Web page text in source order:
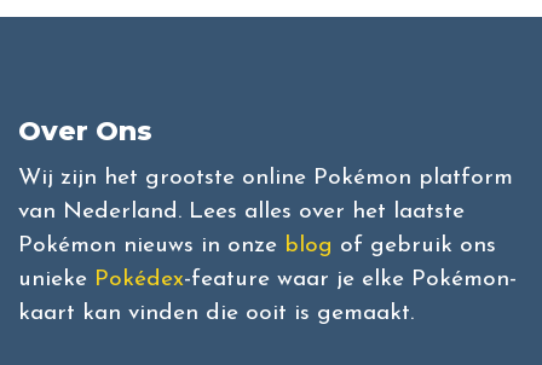
Over Ons
Wij zijn het grootste online Pokémon platform
van Nederland. Lees alles over het laatste
Pokémon nieuws in onze blog of gebruik ons
unieke Pokédex-feature waar je elke Pokémon-
kaart kan vinden die ooit is gemaakt.